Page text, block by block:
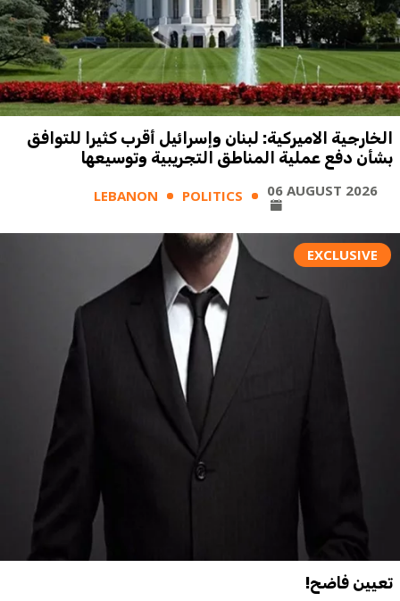
الخارجية الاميركية: لبنان وإسرائيل أقرب كثيرا للتوافق
بشأن دفع عملية المناطق التجريبية وتوسيعها
LEBANON POLITICS 06 AUGUST 2026
EXCLUSIVE
تعيين فاضح!